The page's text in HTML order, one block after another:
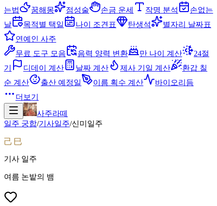
는법
꿈해몽 점성술 손금 운세 작명 분석
손없는
날
목적별 택일 나이 조견표 탄생석
별자리 날짜표
연예인 사주
무료 도구 모음
음력 양력 변환 만 나이 계산
24절
기
디데이 계산 날짜 계산 제사 기일 계산
환갑 칠
순 계산
출산 예정일 이름 획수 계산
바이오리듬
더보기
사주라떼
일주 궁합/기사일주/신미 일주
己巳
기사 일주
여름 논밭의 뱀